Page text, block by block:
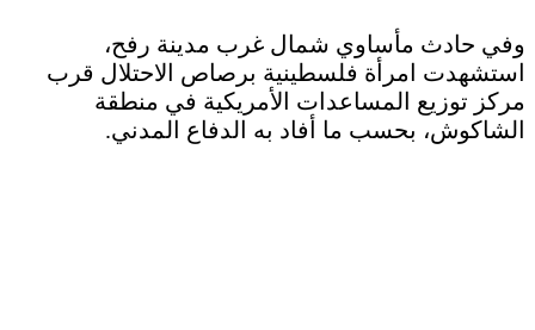
وفي حادث مأساوي شمال غرب مدينة رفح،
استشهدت امرأة فلسطينية برصاص الاحتلال قرب
مركز توزيع المساعدات الأمريكية في منطقة
الشاكوش، بحسب ما أفاد به الدفاع المدني.